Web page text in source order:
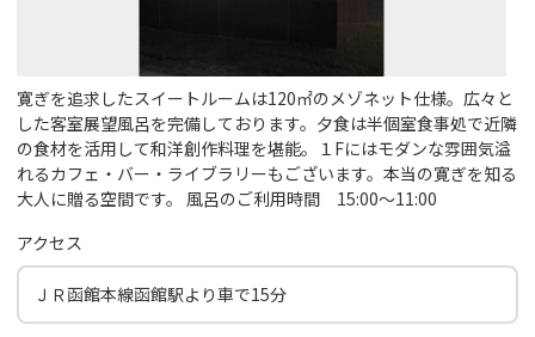
寛ぎを追求したスイートルームは120㎡のメゾネット仕様。広々と
した客室展望風呂を完備しております。夕食は半個室食事処で近隣
の食材を活用して和洋創作料理を堪能。１Fにはモダンな雰囲気溢
れるカフェ・バー・ライブラリーもございます。本当の寛ぎを知る
大人に贈る空間です。 風呂のご利用時間 15:00～11:00
アクセス
ＪＲ函館本線函館駅より車で15分